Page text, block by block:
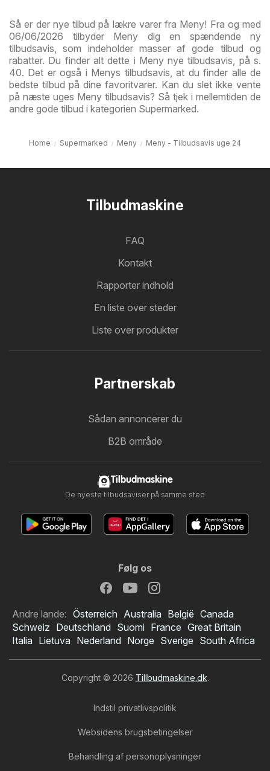
Meny tilbudsavis
Så er der nye tilbud på lækre varer fra Meny! Fra og med
06/06/2026 tilbyder Meny dig en spændende ny
tilbudsavis, som indeholder masser af gode tilbud og
rabatter. Du finder alt dette i Meny nye tilbudsavis, på s.
40. Det er også i Menys tilbudsavis, at du finder alle de
bedste tilbud på dine favoritvarer. Kan du slet ikke vente
på næste uges Meny tilbudsavis? Så tjek i mellemtiden de
andre gode tilbud i kategorien Supermarked.
Home Supermarked Meny Meny - Tilbudsavis uge 24
Tilbudmaskine
FAQ
Kontakt
Rapporter indhold
En liste over steder
Liste over produkter
Partnerskab
Sådan annoncerer du
B2B område
Tilbudmaskine
De nyeste tilbudsaviser på samme sted
Følg os
Andre lande: Österreich Australia België Canada
Schweiz Deutschland Suomi France Great Britain
Italia Lietuva Nederland Norge Sverige South Africa
Copyright © 2026 Tillbudmaskine.dk.
Indstil privatlivspolitik
Websidens brugsbetingelser
Behandling af personoplysninger